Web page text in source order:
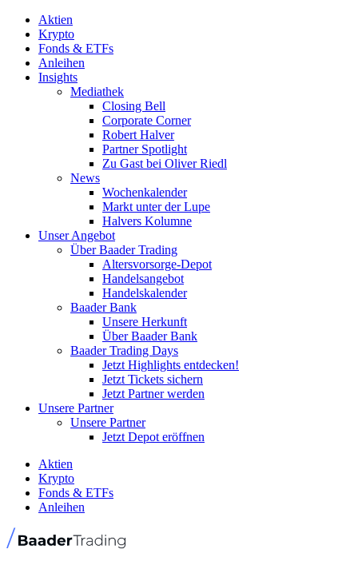
Aktien
Krypto
Fonds & ETFs
Anleihen
Insights
Mediathek
Closing Bell
Corporate Corner
Robert Halver
Partner Spotlight
Zu Gast bei Oliver Riedl
News
Wochenkalender
Markt unter der Lupe
Halvers Kolumne
Unser Angebot
Über Baader Trading
Altersvorsorge-Depot
Handelsangebot
Handelskalender
Baader Bank
Unsere Herkunft
Über Baader Bank
Baader Trading Days
Jetzt Highlights entdecken!
Jetzt Tickets sichern
Jetzt Partner werden
Unsere Partner
Unsere Partner
Jetzt Depot eröffnen
Aktien
Krypto
Fonds & ETFs
Anleihen